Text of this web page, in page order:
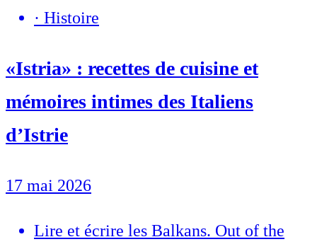
· Histoire
«Istria» : recettes de cuisine et
mémoires intimes des Italiens
d’Istrie
17 mai 2026
Lire et écrire les Balkans. Out of the